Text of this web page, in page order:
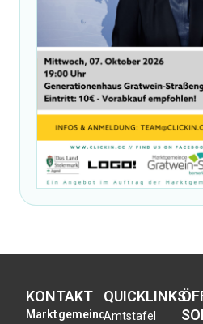
KONTAKT
Marktgemeinde
QUICKLINKS
Amtstafel